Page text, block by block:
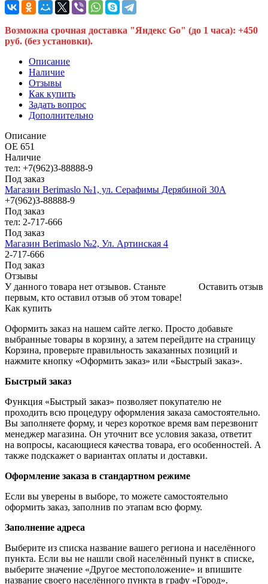
Возможна срочная доставка "Яндекс Go" (до 1 часа): +450
руб. (без установки).
Описание
Наличие
Отзывы
Как купить
Задать вопрос
Дополнительно
Описание
OE 651
Наличие
тел: +7(962)3-88888-9
Под заказ
Магазин Berimaslo №1, ул. Серафимы Дерябиной 30А
+7(962)3-88888-9
Под заказ
тел: 2-717-666
Под заказ
Магазин Berimaslo №2, Ул. Артинская 4
2-717-666
Под заказ
Отзывы
Оставить отзыв
У данного товара нет отзывов. Станьте
первым, кто оставил отзыв об этом товаре!
Как купить
Оформить заказ на нашем сайте легко. Просто добавьте
выбранные товары в корзину, а затем перейдите на страницу
Корзина, проверьте правильность заказанных позиций и
нажмите кнопку «Оформить заказ» или «Быстрый заказ».
Быстрый заказ
Функция «Быстрый заказ» позволяет покупателю не
проходить всю процедуру оформления заказа самостоятельно.
Вы заполняете форму, и через короткое время вам перезвонит
менеджер магазина. Он уточнит все условия заказа, ответит
на вопросы, касающиеся качества товара, его особенностей. А
также подскажет о вариантах оплаты и доставки.
Оформление заказа в стандартном режиме
Если вы уверены в выборе, то можете самостоятельно
оформить заказ, заполнив по этапам всю форму.
Заполнение адреса
Выберите из списка название вашего региона и населённого
пункта. Если вы не нашли свой населённый пункт в списке,
выберите значение «Другое местоположение» и впишите
название своего населённого пункта в графу «Город».